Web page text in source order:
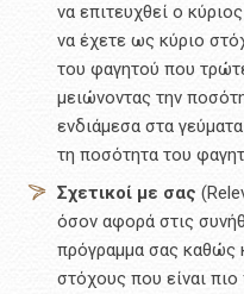
να επιτευχθεί ο
να έχετε ως κύριο
του φαγητού που
μειώνοντας την
ενδιάμεσα στα
τη ποσότητα του
Σχετικοί με σας
όσον αφορά στις
πρόγραμμα σας καθώς
στόχους που είναι πιο